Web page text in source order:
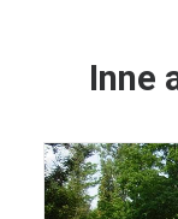
Inne